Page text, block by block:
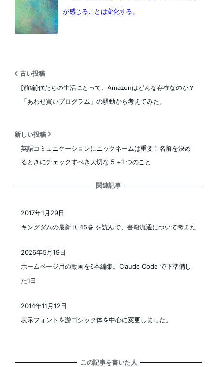
が感じることは変化する。
古い投稿
[前編]僕たちの生活にとって、Amazonはどんな存在なのか？
「あわせ買いプログラム」の騒動から考えてみた。
新しい投稿
英語コミュニケーションにニックネームは重要！名前を決め
るときにチェックすべき大切な 5 +1 つのこと
関連記事
キングダムの最新刊 45巻 を読んで、書籍流通について考えた
2017年1月29日
ホームページ用の動画を6本編集。Claude Code で下準備し
た1日
2026年5月19日
表示フォントを游ゴシック体を中心に変更しました。
2014年11月12日
この記事を書いた人